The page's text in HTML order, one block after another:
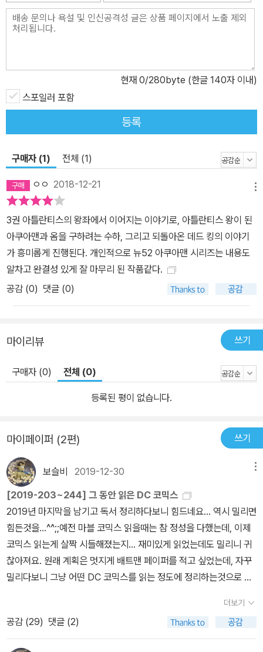
현재 0/280byte (한글 140자 이내)
스포일러 포함
등록
구매자 (1) 전체 (1)
ㅇㅇ 2018-12-21
3권 아틀란티스의 왕좌에서 이어지는 이야기로, 아틀란티스 왕이 된
아쿠아맨과 옴을 구하려는 수하, 그리고 되돌아온 데드 킹의 이야기
가 흥미롭게 진행된다. 개인적으로 뉴52 아쿠아맨 시리즈는 내용도
알차고 완결성 있게 잘 마무리 된 작품같다.
공감 (0) 댓글 (0)
마이리뷰 쓰기
구매자 (0) 전체 (0)
등록된 평이 없습니다.
마이페이퍼 (2편) 쓰기
보슬비 2019-12-30
[2019-203~244] 그 동안 읽은 DC 코믹스
2019년 마지막을 남기고 독서 정리하다보니 힘드네요... 역시 밀리면
힘든것을...^^;;예전 마블 코믹스 읽을때는 참 정성을 다했는데, 이제
코믹스 읽는게 살짝 시들해졌는지... 재미있게 읽었는데도 밀리니 귀
찮아져요. 원래 계획은 멋지게 배트맨 페이퍼를 적고 싶었는데, 자꾸
밀리다보니 그냥 어떤 DC 코믹스를 읽는 정도에 정리하는것으로 마
따로 올리든지...하지만, 과연?? ^^아무래도 DC의 메인은 '배트맨'이
다보니 배트맨 위주로 읽었고, 그외 슈퍼맨과 그린랜턴이 재미있었어
요. 다른 캐릭터들은 참고 정도인데, 배트맨 초창기 국내발간된 순서
더보기
공감 (29) 댓글 (2)